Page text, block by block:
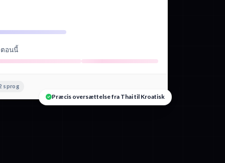
อนนี้
sprog
Præcis oversættelse fra Thai til Kroatisk